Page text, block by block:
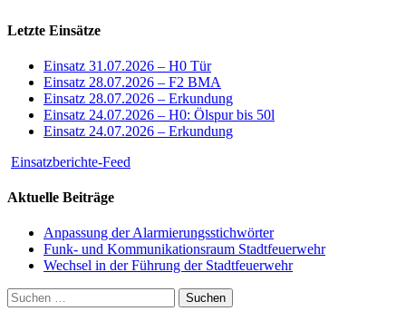
Letzte Einsätze
Einsatz 31.07.2026 – H0 Tür
Einsatz 28.07.2026 – F2 BMA
Einsatz 28.07.2026 – Erkundung
Einsatz 24.07.2026 – H0: Ölspur bis 50l
Einsatz 24.07.2026 – Erkundung
Einsatzberichte-Feed
Aktuelle Beiträge
Anpassung der Alarmierungsstichwörter
Funk- und Kommunikationsraum Stadtfeuerwehr
Wechsel in der Führung der Stadtfeuerwehr
Suchen
nach: